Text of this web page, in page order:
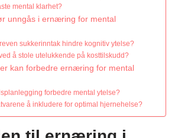
mental klarhet?
unngås i ernæring for mental
sukkerinntak hindre kognitiv ytelse?
å stole utelukkende på kosttilskudd?
kan forbedre ernæring for mental
forbedre mental ytelse?
å inkludere for optimal hjernehelse?